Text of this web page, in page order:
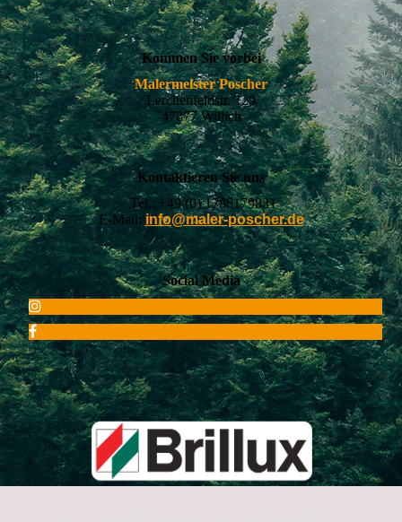
Kommen Sie vorbei
Malermeister Poscher
Lerchenfeldstr. 129
47877 Willich
Kontaktieren Sie uns
Tel.: +49 (0) 1788179831
E-Mail: info@maler-poscher.de
Social Media